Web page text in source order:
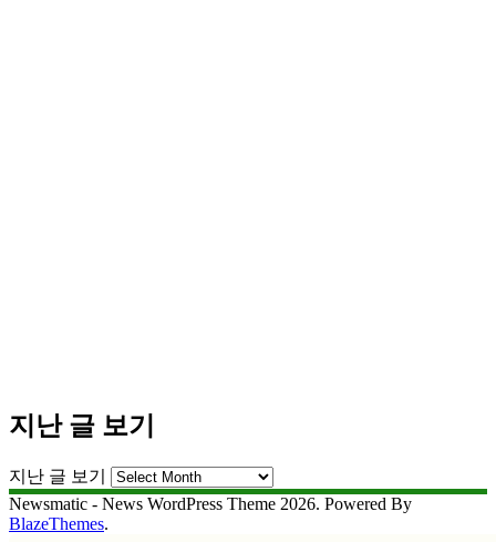
지난 글 보기
지난 글 보기
Newsmatic - News WordPress Theme 2026. Powered By
BlazeThemes.